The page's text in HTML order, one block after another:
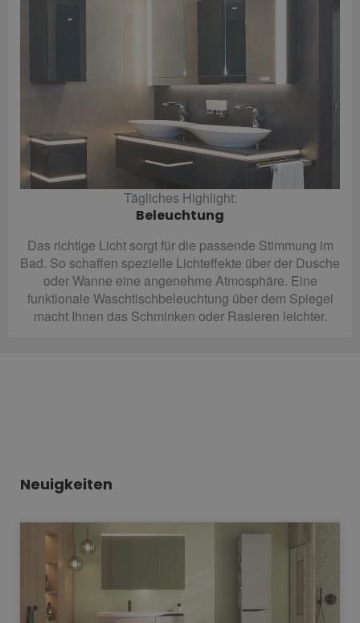
Tägliches Highlight:
Beleuchtung
Das richtige Licht sorgt für die passende Stimmung im
Bad. So schaffen spezielle Lichteffekte über der Dusche
oder Wanne eine angenehme Atmosphäre. Eine
funktionale Waschtischbeleuchtung über dem Spiegel
macht Ihnen das Schminken oder Rasieren leichter.
Neuigkeiten